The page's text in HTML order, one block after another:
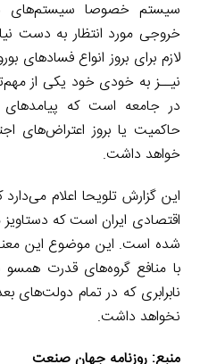
سیستم خصوصا سیستم‌های
خروجی مورد انتظار به دست
لازم برای بروز انواع فسادهای
نیــز به خودی خود یکی از
در جامعه است که پیامدهای
حاکمیت یا بروز اعتراض‌های
خواهد داشت.
این گزارش تلویحا اعلام
اقتصادی ایران است که
شده است. این موضوع این معنا
با منافع گروه‌های قدرت
نابرابری که در تمام دولت‌های
نخواهد داشت.